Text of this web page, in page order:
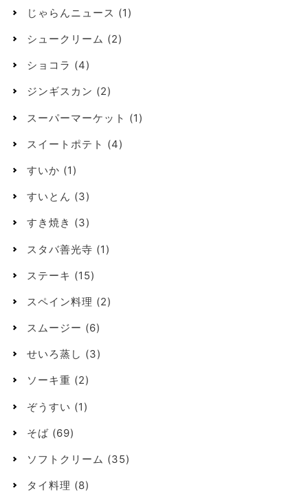
じゃらんニュース (1)
シュークリーム (2)
ショコラ (4)
ジンギスカン (2)
スーパーマーケット (1)
スイートポテト (4)
すいか (1)
すいとん (3)
すき焼き (3)
スタバ善光寺 (1)
ステーキ (15)
スペイン料理 (2)
スムージー (6)
せいろ蒸し (3)
ソーキ重 (2)
ぞうすい (1)
そば (69)
ソフトクリーム (35)
タイ料理 (8)